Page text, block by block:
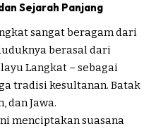
Sejarah Panjang
sangat beragam dari
berasal dari
Langkat – sebagai
tradisi kesultanan. Batak
dan Jawa.
menciptakan suasana